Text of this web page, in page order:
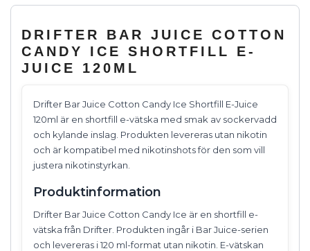
DRIFTER BAR JUICE COTTON
CANDY ICE SHORTFILL E-
JUICE 120ML
Drifter Bar Juice Cotton Candy Ice Shortfill E-Juice
120ml är en shortfill e-vätska med smak av sockervadd
och kylande inslag. Produkten levereras utan nikotin
och är kompatibel med nikotinshots för den som vill
justera nikotinstyrkan.
Produktinformation
Drifter Bar Juice Cotton Candy Ice är en shortfill e-
vätska från Drifter. Produkten ingår i Bar Juice-serien
och levereras i 120 ml-format utan nikotin. E-vätskan